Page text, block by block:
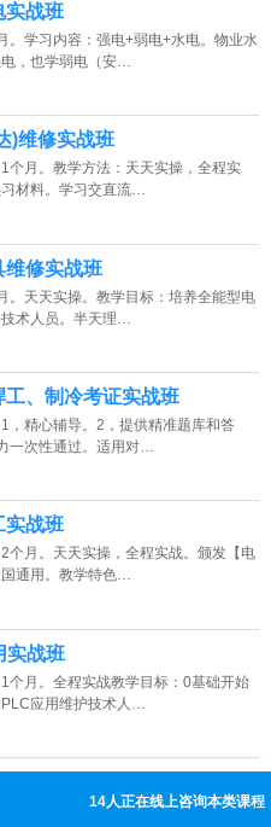
实战班
。学习内容：强电+弱电+水电。物业水
，也学弱电（安…
)维修实战班
个月。教学方法：天天实操，全程实
材料。学习交直流…
维修实战班
。天天实操。教学目标：培养全能型电
术人员。半天理…
工、制冷考证实战班
，精心辅导。2，提供精准题库和答
一次性通过。适用对…
实战班
个月。天天实操，全程实战。颁发【电
通用。教学特色…
实战班
个月。全程实战教学目标：0基础开始
应用维护技术人…
14人正在线上咨询本类课程